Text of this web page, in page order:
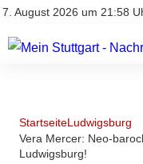
7. August 2026 um 21:58
Impressum
Branchenbuch
Werbung
StartseiteLudwigsburg
Vera Mercer: Neo-
Ludwigsburg!